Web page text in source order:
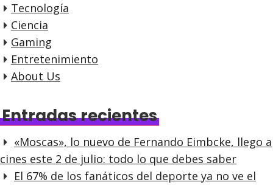
Tecnología
Ciencia
Gaming
Entretenimiento
About Us
Entradas recientes
«Moscas», lo nuevo de Fernando Eimbcke, llego a
cines este 2 de julio: todo lo que debes saber
El 67% de los fanáticos del deporte ya no ve el